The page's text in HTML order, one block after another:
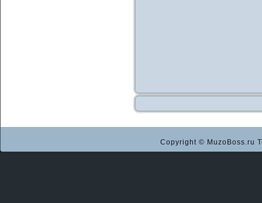
Copyright © MuzoBoss.ru